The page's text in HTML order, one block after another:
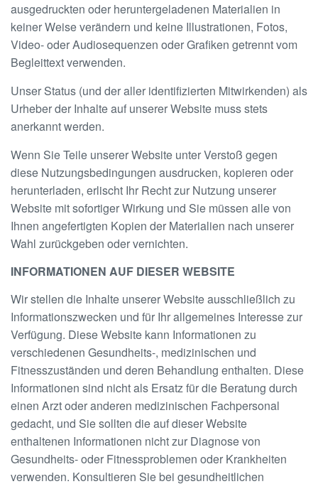
ausgedruckten oder heruntergeladenen Materialien in
keiner Weise verändern und keine Illustrationen, Fotos,
Video- oder Audiosequenzen oder Grafiken getrennt vom
Begleittext verwenden.
Unser Status (und der aller identifizierten Mitwirkenden) als
Urheber der Inhalte auf unserer Website muss stets
anerkannt werden.
Wenn Sie Teile unserer Website unter Verstoß gegen
diese Nutzungsbedingungen ausdrucken, kopieren oder
herunterladen, erlischt Ihr Recht zur Nutzung unserer
Website mit sofortiger Wirkung und Sie müssen alle von
Ihnen angefertigten Kopien der Materialien nach unserer
Wahl zurückgeben oder vernichten.
INFORMATIONEN AUF DIESER WEBSITE
Wir stellen die Inhalte unserer Website ausschließlich zu
Informationszwecken und für Ihr allgemeines Interesse zur
Verfügung. Diese Website kann Informationen zu
verschiedenen Gesundheits-, medizinischen und
Fitnesszuständen und deren Behandlung enthalten. Diese
Informationen sind nicht als Ersatz für die Beratung durch
einen Arzt oder anderen medizinischen Fachpersonal
gedacht, und Sie sollten die auf dieser Website
enthaltenen Informationen nicht zur Diagnose von
Gesundheits- oder Fitnessproblemen oder Krankheiten
verwenden. Konsultieren Sie bei gesundheitlichen